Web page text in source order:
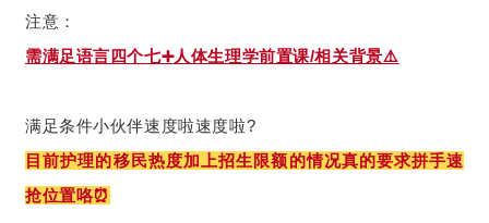
注意：
需满足语言四个七➕人体生理学前置课/相关背景⚠️
满足条件小伙伴速度啦速度啦?
目前护理的移民热度加上招生限额的情况真的要求拼手速
抢位置咯⏰